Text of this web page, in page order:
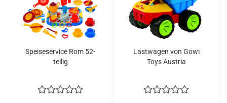
Speiseservice Rom 52-
teilig
Lastwagen von Gowi
Toys Austria